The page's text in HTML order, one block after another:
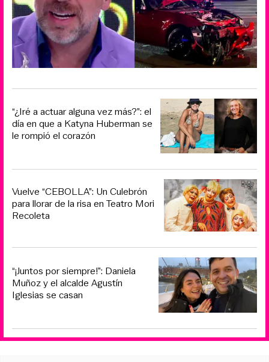
“¿Iré a actuar alguna vez más?”: el
día en que a Katyna Huberman se
le rompió el corazón
Vuelve “CEBOLLA”: Un Culebrón
para llorar de la risa en Teatro Mori
Recoleta
“¡Juntos por siempre!”: Daniela
Muñoz y el alcalde Agustín
Iglesias se casan